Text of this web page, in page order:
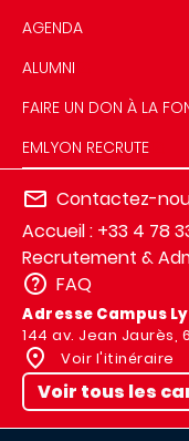
AGENDA
ALUMNI
FAIRE UN DON À LA
EMLYON RECRUTE
Contactez-
Accueil : +33 4 78
Recrutement &
FAQ
Adresse Campus
144 av. Jean Jaurès,
Voir l'itinéraire
Voir tous les